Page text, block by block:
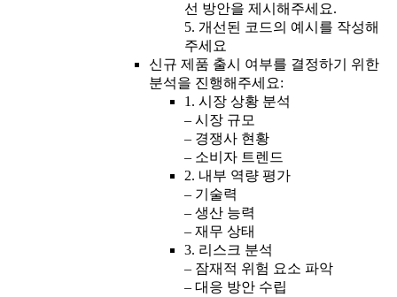
선 방안을 제시해주세요.
5. 개선된 코드의 예시를 작성해
주세요
신규 제품 출시 여부를 결정하기 위한
분석을 진행해주세요:
1. 시장 상황 분석
– 시장 규모
– 경쟁사 현황
– 소비자 트렌드
2. 내부 역량 평가
– 기술력
– 생산 능력
– 재무 상태
3. 리스크 분석
– 잠재적 위험 요소 파악
– 대응 방안 수립